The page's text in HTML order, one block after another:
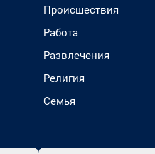
Происшествия
Работа
Развлечения
Религия
Семья